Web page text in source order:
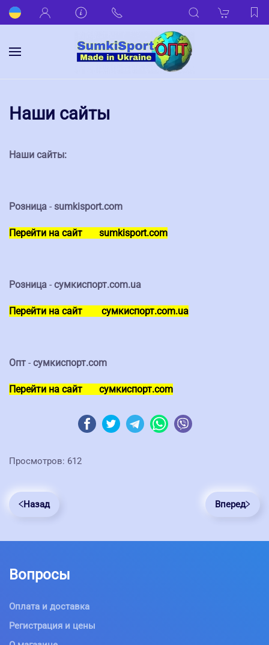
Наши сайты
Наши сайты:
Розница - sumkisport.com
Перейти на сайт sumkisport.com
Розница - сумкиспорт.com.ua
Перейти на сайт сумкиспорт.com.ua
Опт - сумкиспорт.com
Перейти на сайт сумкиспорт.com
Просмотров: 612
Назад Вперед
Вопросы
Оплата и доставка
Регистрация и цены